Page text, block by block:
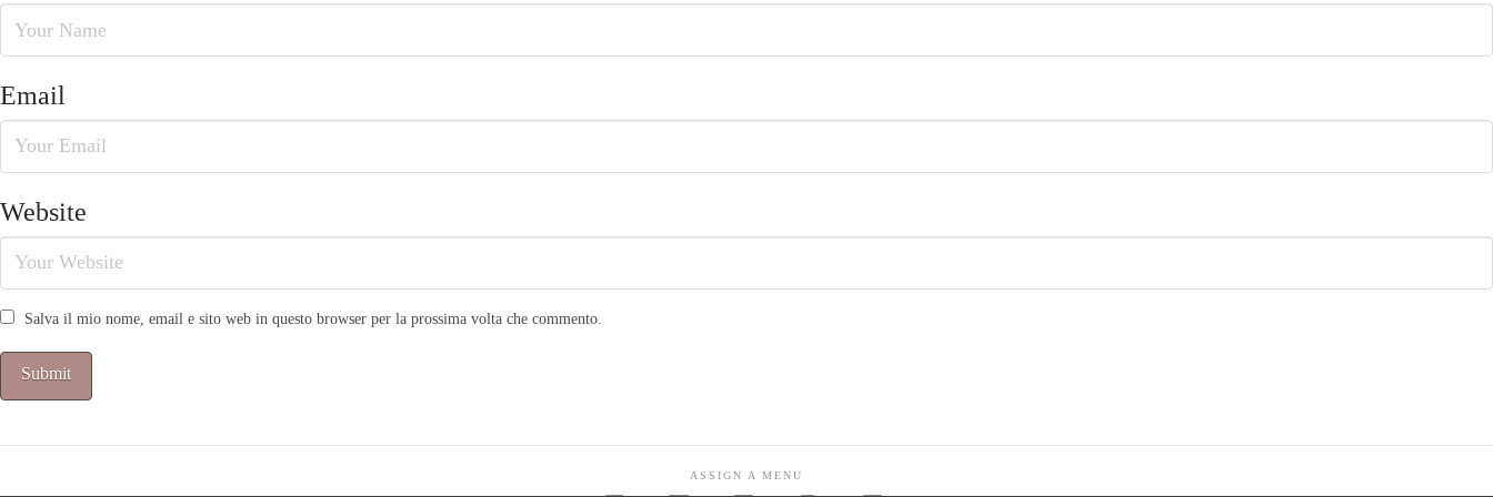
Email
Website
Salva il mio nome, email e sito web in questo browser per la prossima volta che commento.
ASSIGN A MENU